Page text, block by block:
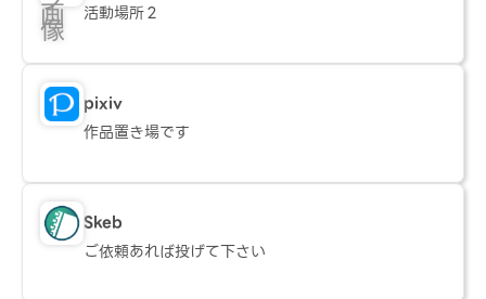
活動場所２
pixiv
作品置き場です
Skeb
ご依頼あれば投げて下さい